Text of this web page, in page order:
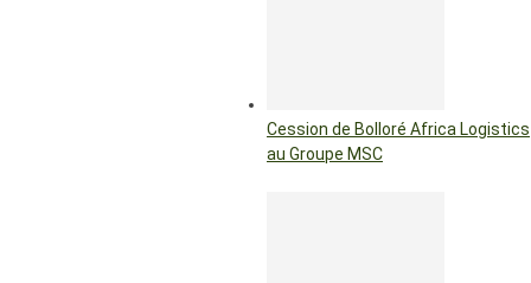
Cession de Bolloré Africa Logistics
au Groupe MSC